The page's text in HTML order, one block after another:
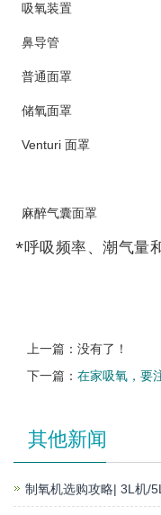
吸氧装置
鼻导管
普通面罩
储氧面罩
Venturi 面罩
麻醉气囊面罩
*呼吸频率、潮气量
上一篇：没有了！
下一篇： 在家吸氧，要
其他新闻
制氧机选购攻略| 3L机/